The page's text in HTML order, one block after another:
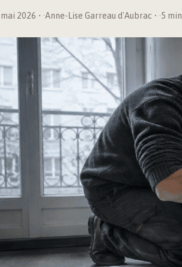
2026 ·Anne-Lise Garreau d'Aubrac ·5